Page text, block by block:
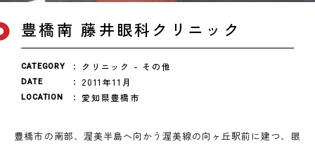
豊橋南 藤井眼科クリニック
CATEGORY クリニック その他
DATE 2011年11月
LOCATION 愛知県豊橋市
豊橋市の南部、渥美半島へ向かう渥美線の向ヶ丘駅前に建つ、眼